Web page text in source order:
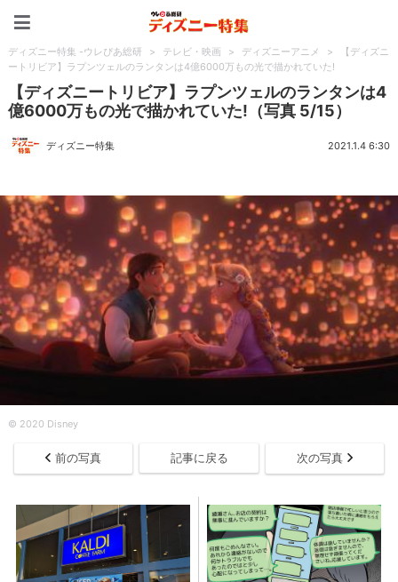
ディズニー特集 -ウレぴあ総研 > テレビ・映画 > ディズニーアニメ >
【ディズニ
ートリビア】ラプンツェルのランタンは4億6000万もの光で描かれていた!
【ディズニートリビア】ラプンツェルのランタンは4
億6000万もの光で描かれていた!（写真 5/15）
ディズニー特集 2021.1.4 6:30
©︎ 2020 Disney
前の写真 記事に戻る 次の写真